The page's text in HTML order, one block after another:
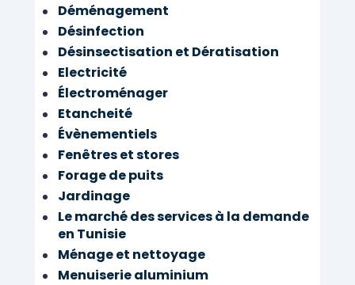
Déménagement
Désinfection
Désinsectisation et Dératisation
Electricité
Électroménager
Etancheité
Évènementiels
Fenêtres et stores
Forage de puits
Jardinage
Le marché des services à la demande
en Tunisie
Ménage et nettoyage
Menuiserie aluminium